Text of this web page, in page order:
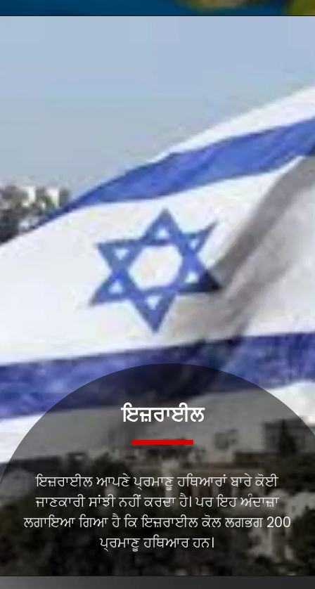
ਇਜ਼ਰਾਈਲ ਆਪਣੇ ਪ੍ਰਮਾਣੂ ਹਥਿਆਰਾਂ ਬਾਰੇ ਕੋਈ
ਜਾਣਕਾਰੀ ਸਾਂਝੀ ਨਹੀਂ ਕਰਦਾ ਹੈ। ਪਰ ਇਹ ਅੰਦਾਜ਼ਾ
ਲਗਾਇਆ ਗਿਆ ਹੈ ਕਿ ਇਜ਼ਰਾਈਲ ਕੋਲ ਲਗਭਗ 200
ਪ੍ਰਮਾਣੂ ਹਥਿਆਰ ਹਨ।
ਇਜ਼ਰਾਈਲ